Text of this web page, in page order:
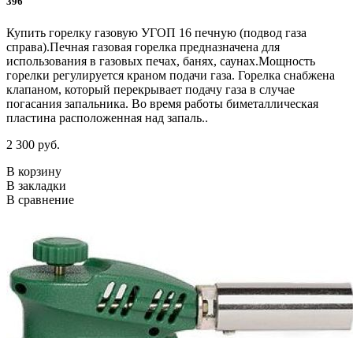
Купить горелку газовую УГОП 16 печную (подвод газа
справа).Печная газовая горелка предназначена для
использования в газовых печах, банях, саунах.Мощность
горелки регулируется краном подачи газа. Горелка снабжена
клапаном, который перекрывает подачу газа в случае
погасания запальника. Во время работы биметаллическая
пластина расположенная над запаль..
2 300 руб.
В корзину
В закладки
В сравнение